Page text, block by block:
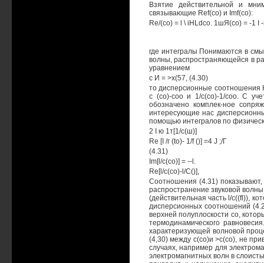
Взятие действительной и
связывающие Ref(co) и Imf(co):
Re/(co) = l \ iHLdco. 1шЯ(со) = -1 I
где интегралы Понимаются в
волны, распространяющейся в
уравнением
с И = >х(57, (4.30)
то дисперсионные соотношения
с (со)-соо и 1/с(со)-1/соо. С
обозначено комплек-ное
интересующие нас
помощью интегралов по
2 I ю 1т[1/с(ш)]
Re [I /г (to)- 1/f ()] =4 J ;/Г
(4.31)
Im[l/c(co)] = --l.
Re[l/c(co)-l/C()],
Соотношения (4.31)
распространение звуковой
(действительная часть l/c((fl)),
дисперсионных соотношений
верхней полуплоскости со,
термодинамического
характеризующей волновой
(4,30) между с(со)и >с(со), не
случаях, например для
электромагнитных волн в